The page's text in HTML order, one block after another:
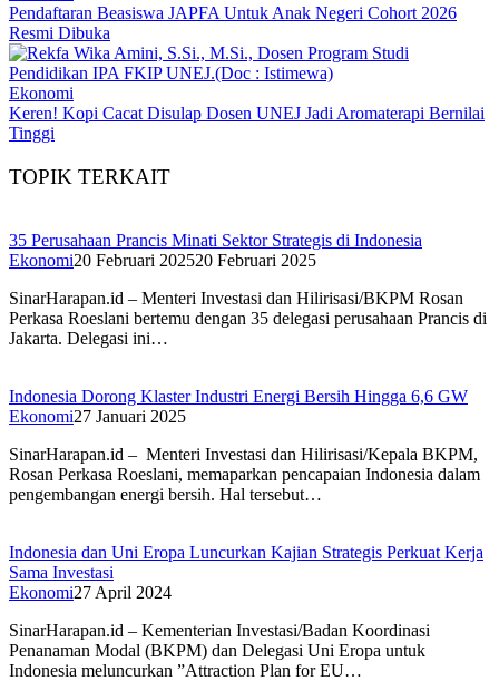
Pendaftaran Beasiswa JAPFA Untuk Anak Negeri Cohort 2026
Resmi Dibuka
Ekonomi
Keren! Kopi Cacat Disulap Dosen UNEJ Jadi Aromaterapi Bernilai
Tinggi
TOPIK TERKAIT
35 Perusahaan Prancis Minati Sektor Strategis di Indonesia
Ekonomi20 Februari 202520 Februari 2025
SinarHarapan.id – Menteri Investasi dan Hilirisasi/BKPM Rosan
Perkasa Roeslani bertemu dengan 35 delegasi perusahaan Prancis di
Jakarta. Delegasi ini…
Indonesia Dorong Klaster Industri Energi Bersih Hingga 6,6 GW
Ekonomi27 Januari 2025
SinarHarapan.id – Menteri Investasi dan Hilirisasi/Kepala BKPM,
Rosan Perkasa Roeslani, memaparkan pencapaian Indonesia dalam
pengembangan energi bersih. Hal tersebut…
Indonesia dan Uni Eropa Luncurkan Kajian Strategis Perkuat Kerja
Sama Investasi
Ekonomi27 April 2024
SinarHarapan.id – Kementerian Investasi/Badan Koordinasi
Penanaman Modal (BKPM) dan Delegasi Uni Eropa untuk
Indonesia meluncurkan ”Attraction Plan for EU…